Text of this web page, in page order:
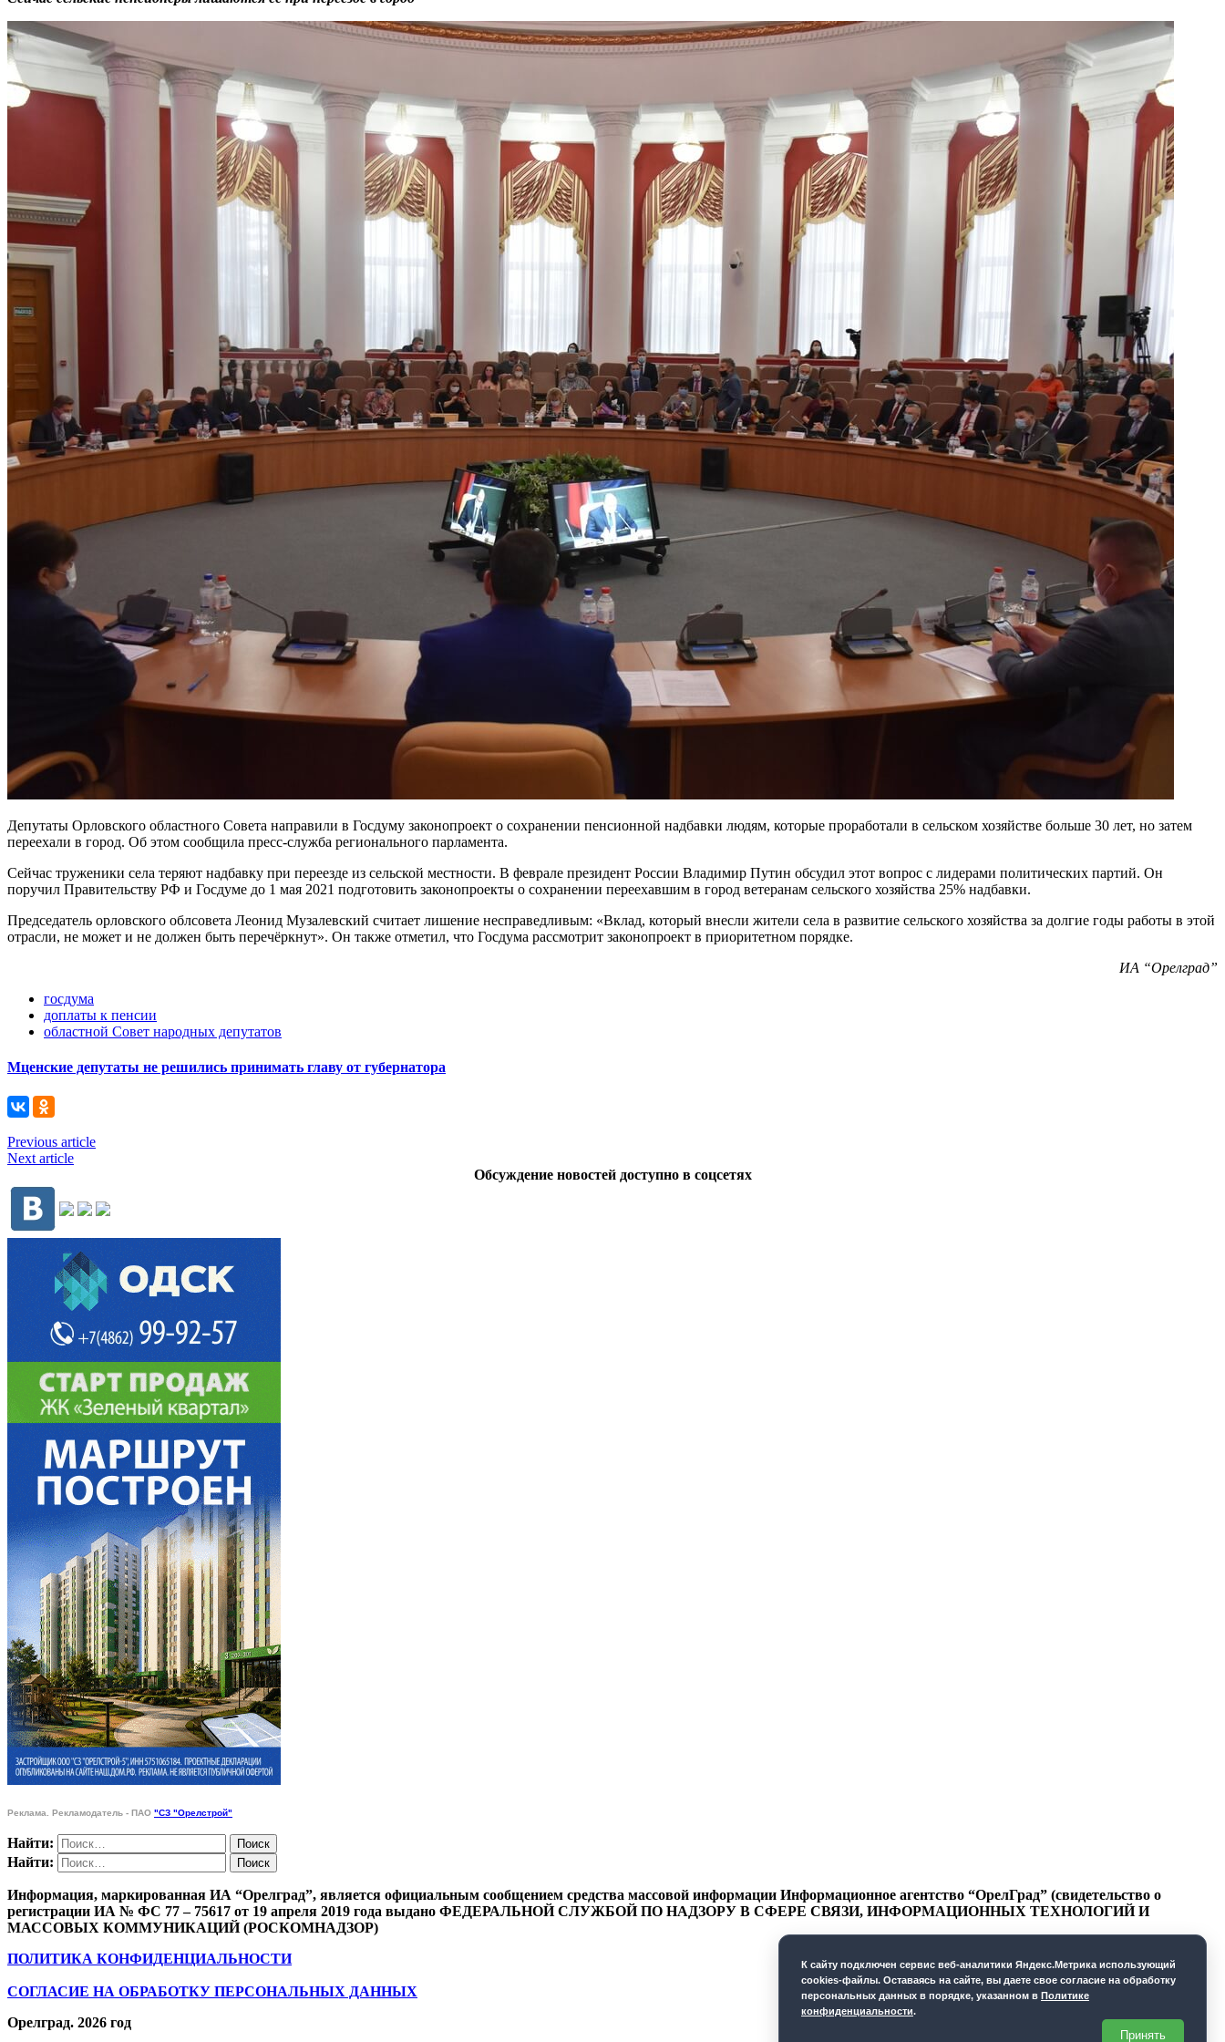
Депутаты Орловского областного Совета направили в Госдуму законопроект о сохранении пенсионной надбавки людям, которые проработали в сельском хозяйстве больше 30 лет, но затем
переехали в город. Об этом сообщила пресс-служба регионального парламента.
Сейчас труженики села теряют надбавку при переезде из сельской местности. В феврале президент России Владимир Путин обсудил этот вопрос с лидерами политических партий. Он
поручил Правительству РФ и Госдуме до 1 мая 2021 подготовить законопроекты о сохранении переехавшим в город ветеранам сельского хозяйства 25% надбавки.
Председатель орловского облсовета Леонид Музалевский считает лишение несправедливым: «Вклад, который внесли жители села в развитие сельского хозяйства за долгие годы работы в этой
отрасли, не может и не должен быть перечёркнут». Он также отметил, что Госдума рассмотрит законопроект в приоритетном порядке.
ИА “Орелград”
госдума
доплаты к пенсии
областной Совет народных депутатов
Мценские депутаты не решились принимать главу от губернатора
Previous article
Next article
Обсуждение новостей доступно в соцсетях
Реклама. Рекламодатель - ПАО "СЗ "Орелстрой"
Найти:
Найти:
Информация, маркированная ИА “Орелград”, является официальным сообщением средства массовой информации Информационное агентство “ОрелГрад” (свидетельство о
регистрации ИА № ФС 77 – 75617 от 19 апреля 2019 года выдано ФЕДЕРАЛЬНОЙ СЛУЖБОЙ ПО НАДЗОРУ В СФЕРЕ СВЯЗИ, ИНФОРМАЦИОННЫХ ТЕХНОЛОГИЙ И
МАССОВЫХ КОММУНИКАЦИЙ (РОСКОМНАДЗОР)
ПОЛИТИКА КОНФИДЕНЦИАЛЬНОСТИ
СОГЛАСИЕ НА ОБРАБОТКУ ПЕРСОНАЛЬНЫХ ДАННЫХ
Орелград. 2026 год
К cайту подключен сервис веб-аналитики Яндекс.Метрика использующий
cookies-файлы. Оставаясь на сайте, вы даете свое согласие на обработку
персональных данных в порядке, указанном в Политике
конфиденциальности.
Принять